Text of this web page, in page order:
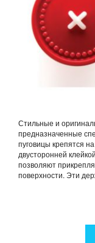
Стильные и
предназначенные
пуговицы крепятся
двусторонней
позволяют
поверхности. Эти